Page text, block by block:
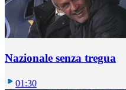
Nazionale senza tregua
01:30